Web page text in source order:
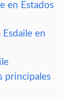
en Estados
Esdaile en
principales